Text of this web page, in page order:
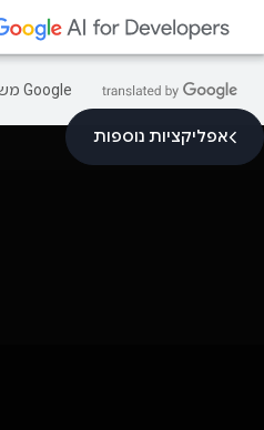
‫Google משתמשת בטכנולוגיית AI כדי לתרגם תוכן לשפה המועדפת עליך. בתרגומים כאלו עשויות להיות שגיאות.
אפליקציות נוספות